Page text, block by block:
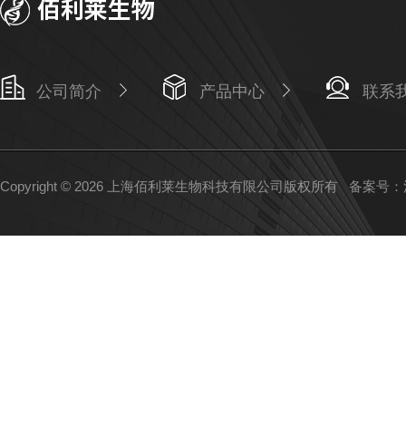
公司简介 产品中心 联系
Copyright © 2026 上海佰利莱生物科技有限公司版权所有 备案号：